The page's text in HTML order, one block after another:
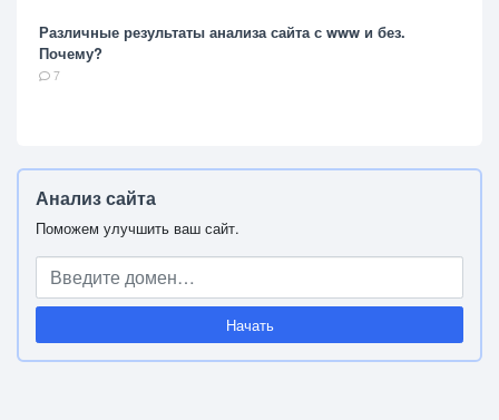
Различные результаты анализа сайта с www и без.
Почему?
7
Анализ сайта
Поможем улучшить ваш сайт.
Начать